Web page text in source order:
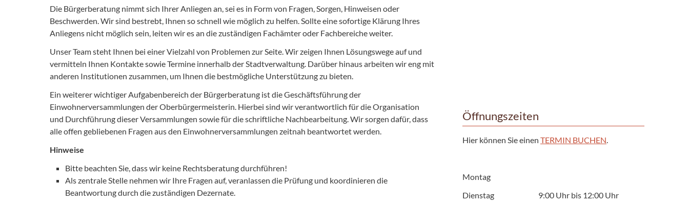
Die Bürgerberatung nimmt sich Ihrer Anliegen an, sei es in Form von Fragen, Sorgen, Hinweisen oder
Beschwerden. Wir sind bestrebt, Ihnen so schnell wie möglich zu helfen. Sollte eine sofortige Klärung Ihres
Anliegens nicht möglich sein, leiten wir es an die zuständigen Fachämter oder Fachbereiche weiter.
Unser Team steht Ihnen bei einer Vielzahl von Problemen zur Seite. Wir zeigen Ihnen Lösungswege auf und
vermitteln Ihnen Kontakte sowie Termine innerhalb der Stadtverwaltung. Darüber hinaus arbeiten wir eng mit
anderen Institutionen zusammen, um Ihnen die bestmögliche Unterstützung zu bieten.
Ein weiterer wichtiger Aufgabenbereich der Bürgerberatung ist die Geschäftsführung der
Einwohnerversammlungen der Oberbürgermeisterin. Hierbei sind wir verantwortlich für die Organisation
und Durchführung dieser Versammlungen sowie für die schriftliche Nachbearbeitung. Wir sorgen dafür, dass
alle offen gebliebenen Fragen aus den Einwohnerversammlungen zeitnah beantwortet werden.
Hinweise
Bitte beachten Sie, dass wir keine Rechtsberatung durchführen!
Als zentrale Stelle nehmen wir Ihre Fragen auf, veranlassen die Prüfung und koordinieren die
Beantwortung durch die zuständigen Dezernate.
Öffnungszeiten
Hier können Sie einen TERMIN BUCHEN
Montag
Dienstag
9:00 Uhr bis 12:00 Uhr